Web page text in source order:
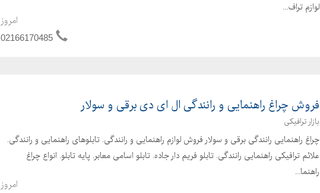
لوازم تراف...
امروز
02166170485
فروش چراغ راهنمایی و رانندگی ال ای دی برقی و سولار
بازار ترافیکی
چراغ راهنمایی رانندگی برقی و سولار فروش لوازم راهنمایی و رانندگی. تابلوهای راهنمایی و رانندگی.
علائم ترافیکی راهنمایی رانندگی. تابلو فریم دار جاده. تابلو اسامی معابر. پایه تابلو. انواع چراغ
راهنما...
امروز